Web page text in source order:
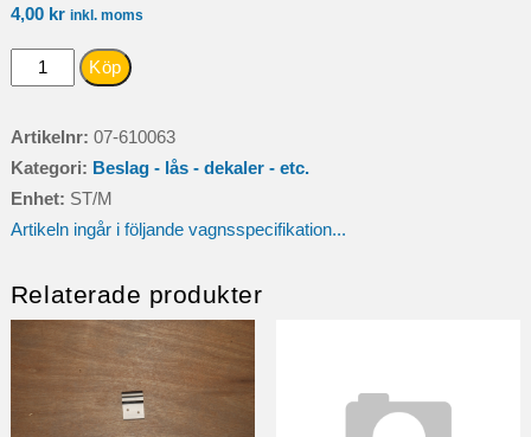
4,00 kr inkl. moms
MONTERINGSBLOCK
ENKBRUN
Köp
Artikelnr: 07-610063
Kategori: Beslag - lås - dekaler - etc.
Enhet: ST/M
Artikeln ingår i följande vagnsspecifikation...
Relaterade produkter